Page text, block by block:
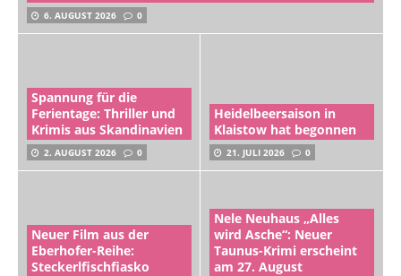
6. AUGUST 2026 0
Spannung für die
Ferientage: Thriller und
Krimis aus Skandinavien
2. AUGUST 2026 0
Heidelbeersaison in
Klaistow hat begonnen
21. JULI 2026 0
Neuer Film aus der
Eberhofer-Reihe:
Steckerlfischfiasko
Nele Neuhaus „Alles
wird Asche“: Neuer
Taunus-Krimi erscheint
am 27. August